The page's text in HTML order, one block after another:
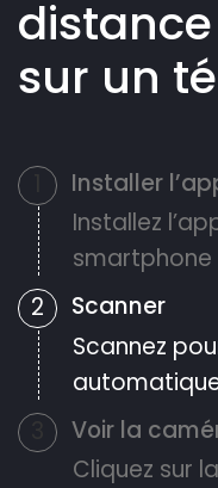
sur un
Installer
Installez
smartphone
2
Scanner
Scannez
Voir la
Cliquez sur